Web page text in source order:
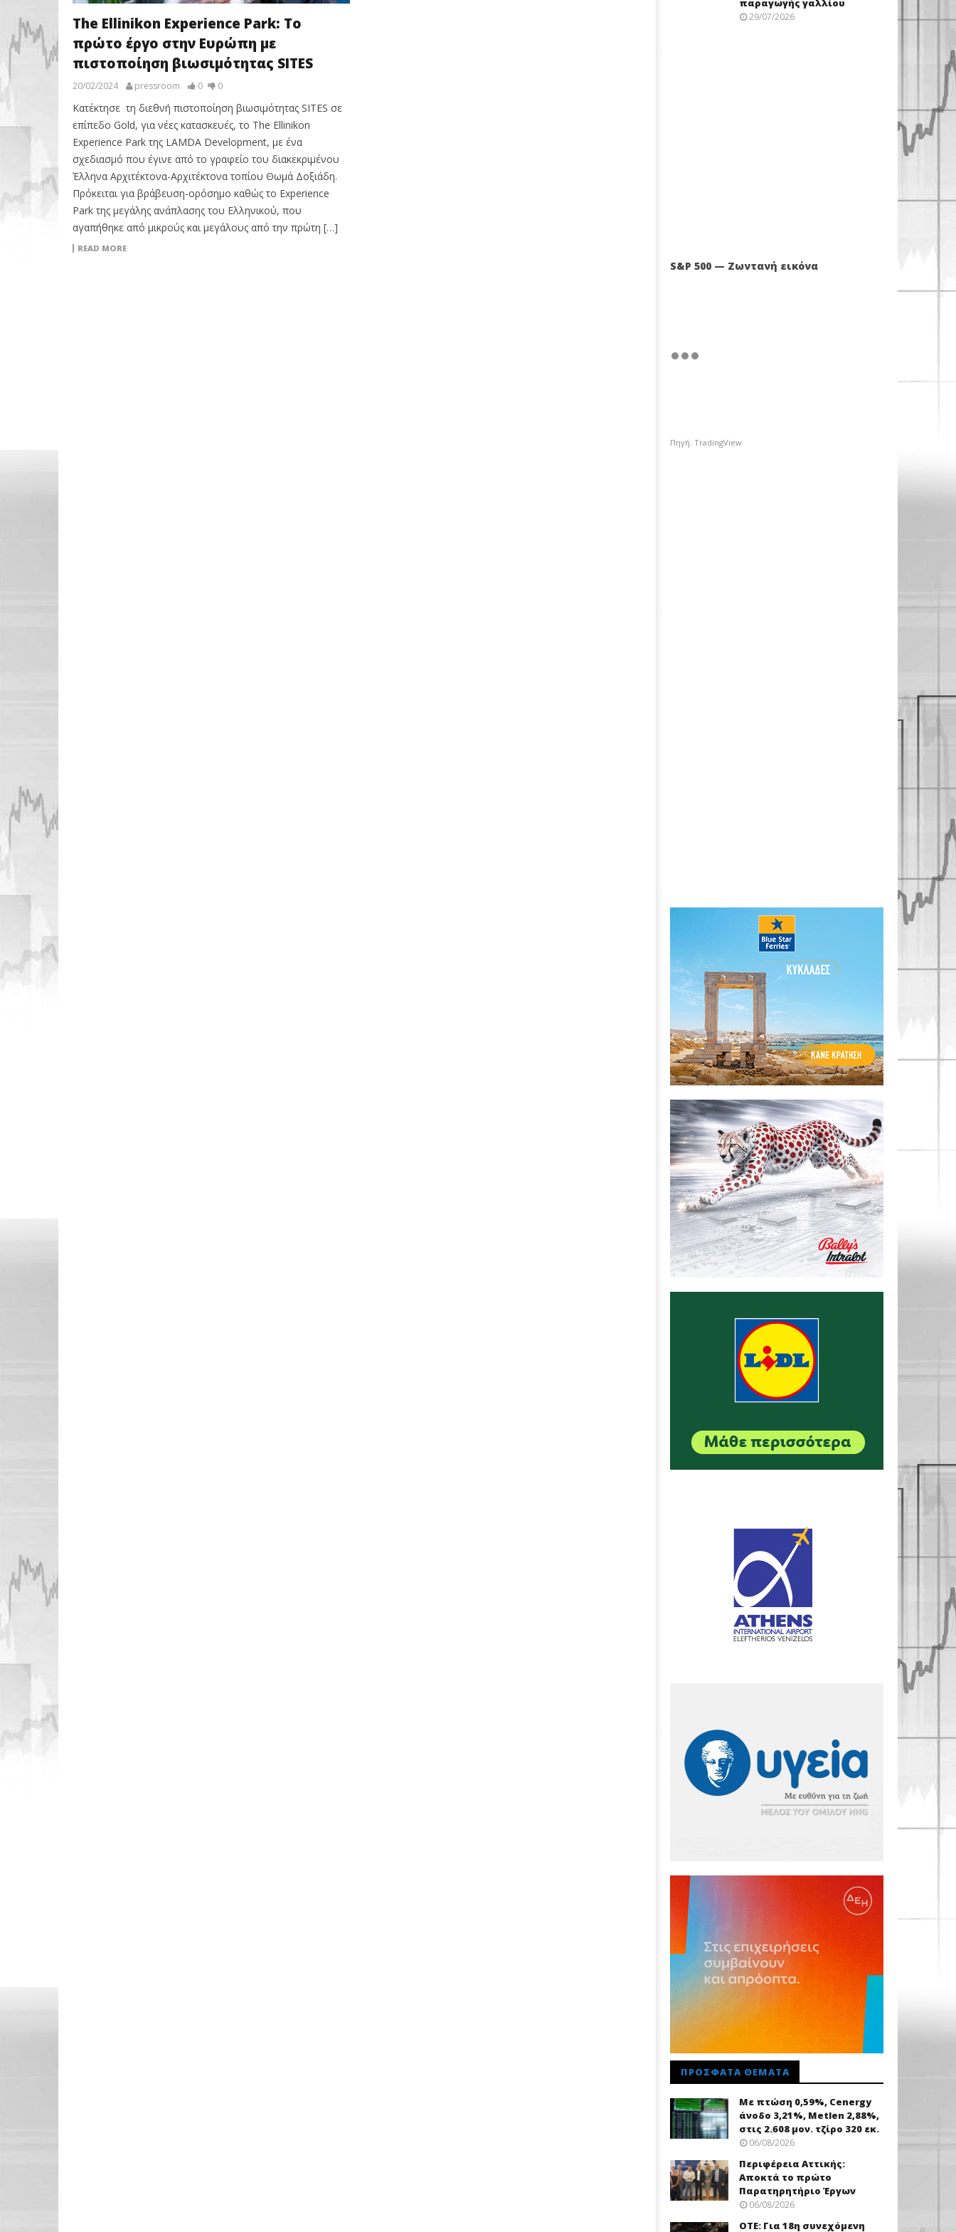
The Ellinikon Experience Park: Το
πρώτο έργο στην Ευρώπη με
πιστοποίηση βιωσιμότητας SITES
20/02/2024 pressroom 0 0
Κατέκτησε τη διεθνή πιστοποίηση βιωσιμότητας SITES σε
επίπεδο Gold, για νέες κατασκευές, το The Ellinikon
Experience Park της LAMDA Development, με ένα
σχεδιασμό που έγινε από το γραφείο του διακεκριμένου
Έλληνα Αρχιτέκτονα-Αρχιτέκτονα τοπίου Θωμά Δοξιάδη.
Πρόκειται για βράβευση-ορόσημο καθώς το Experience
Park της μεγάλης ανάπλασης του Ελληνικού, που
αγαπήθηκε από μικρούς και μεγάλους από την πρώτη […]
READ MORE
παραγωγής γαλλίου
29/07/2026
S&P 500 — Ζωντανή εικόνα
Πηγή: TradingView
ΠΡΌΣΦΑΤΑ ΘΈΜΑΤΑ
Με πτώση 0,59%, Cenergy
άνοδο 3,21%, Metlen 2,88%,
στις 2.608 μον. τζίρο 320 εκ.
06/08/2026
Περιφέρεια Αττικής:
Αποκτά το πρώτο
Παρατηρητήριο Έργων
06/08/2026
ΟΤΕ: Για 18η συνεχόμενη